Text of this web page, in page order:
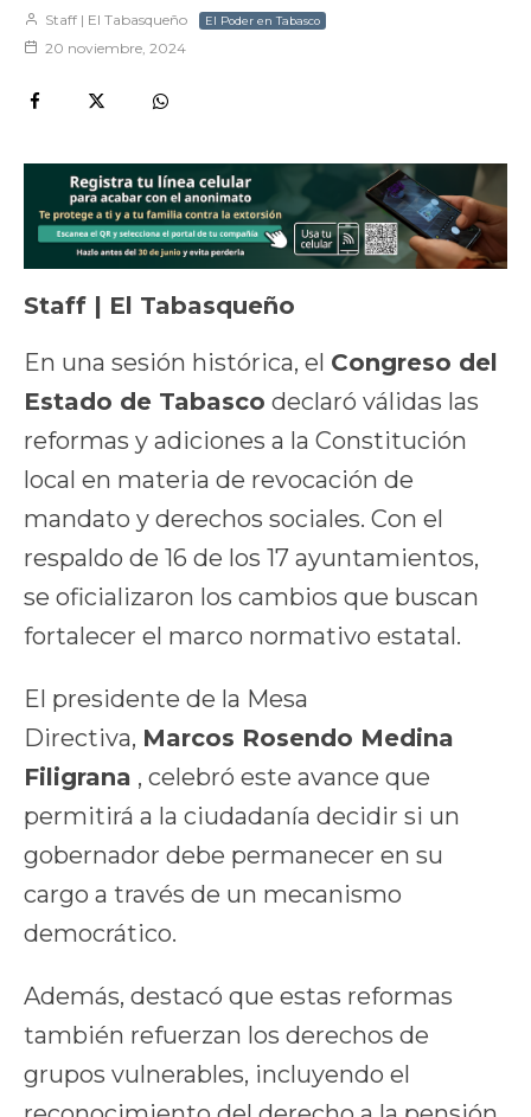
Staff | El Tabasqueño El Poder en Tabasco
20 noviembre, 2024
Staff | El Tabasqueño
En una sesión histórica, el Congreso del
Estado de Tabasco declaró válidas las
reformas y adiciones a la Constitución
local en materia de revocación de
mandato y derechos sociales. Con el
respaldo de 16 de los 17 ayuntamientos,
se oficializaron los cambios que buscan
fortalecer el marco normativo estatal.
El presidente de la Mesa
Directiva, Marcos Rosendo Medina
Filigrana , celebró este avance que
permitirá a la ciudadanía decidir si un
gobernador debe permanecer en su
cargo a través de un mecanismo
democrático.
Además, destacó que estas reformas
también refuerzan los derechos de
grupos vulnerables, incluyendo el